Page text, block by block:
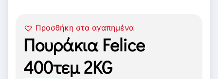
Προσθήκη στα αγαπημένα
Πουράκια Felice
400τεμ 2KG